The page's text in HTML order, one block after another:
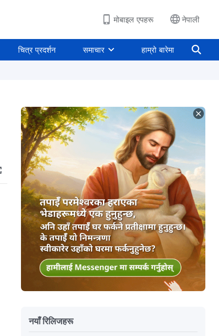
मोबाइल एपहरू नेपाली
चित्र प्रदर्शन समाचार हाम्रो बारेमा
नयाँ रिलिजहरू